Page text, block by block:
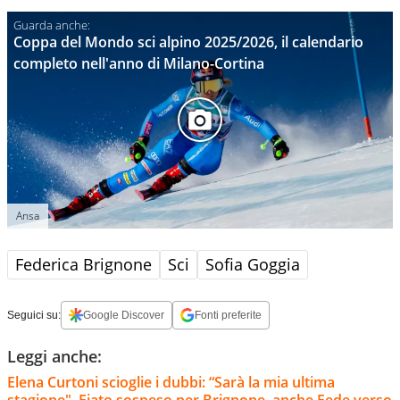
Coppa del Mondo sci alpino 2025/2026, il calendario
completo nell'anno di Milano-Cortina
Ansa
Federica Brignone Sci Sofia Goggia
Seguici su: Google Discover Fonti preferite
Leggi anche:
Elena Curtoni scioglie i dubbi: “Sarà la mia ultima